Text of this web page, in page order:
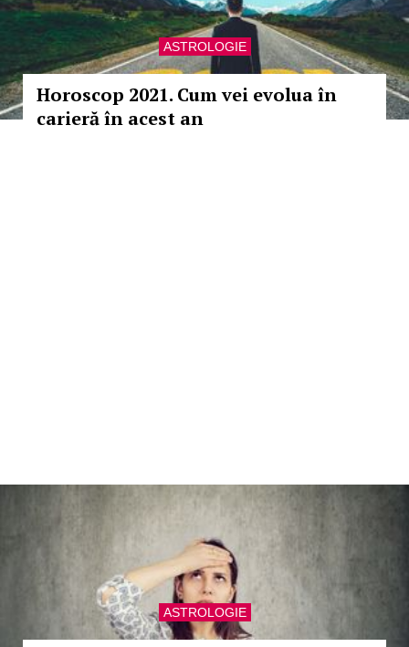
ASTROLOGIE
Horoscop 2021. Cum vei evolua în
carieră în acest an
ASTROLOGIE